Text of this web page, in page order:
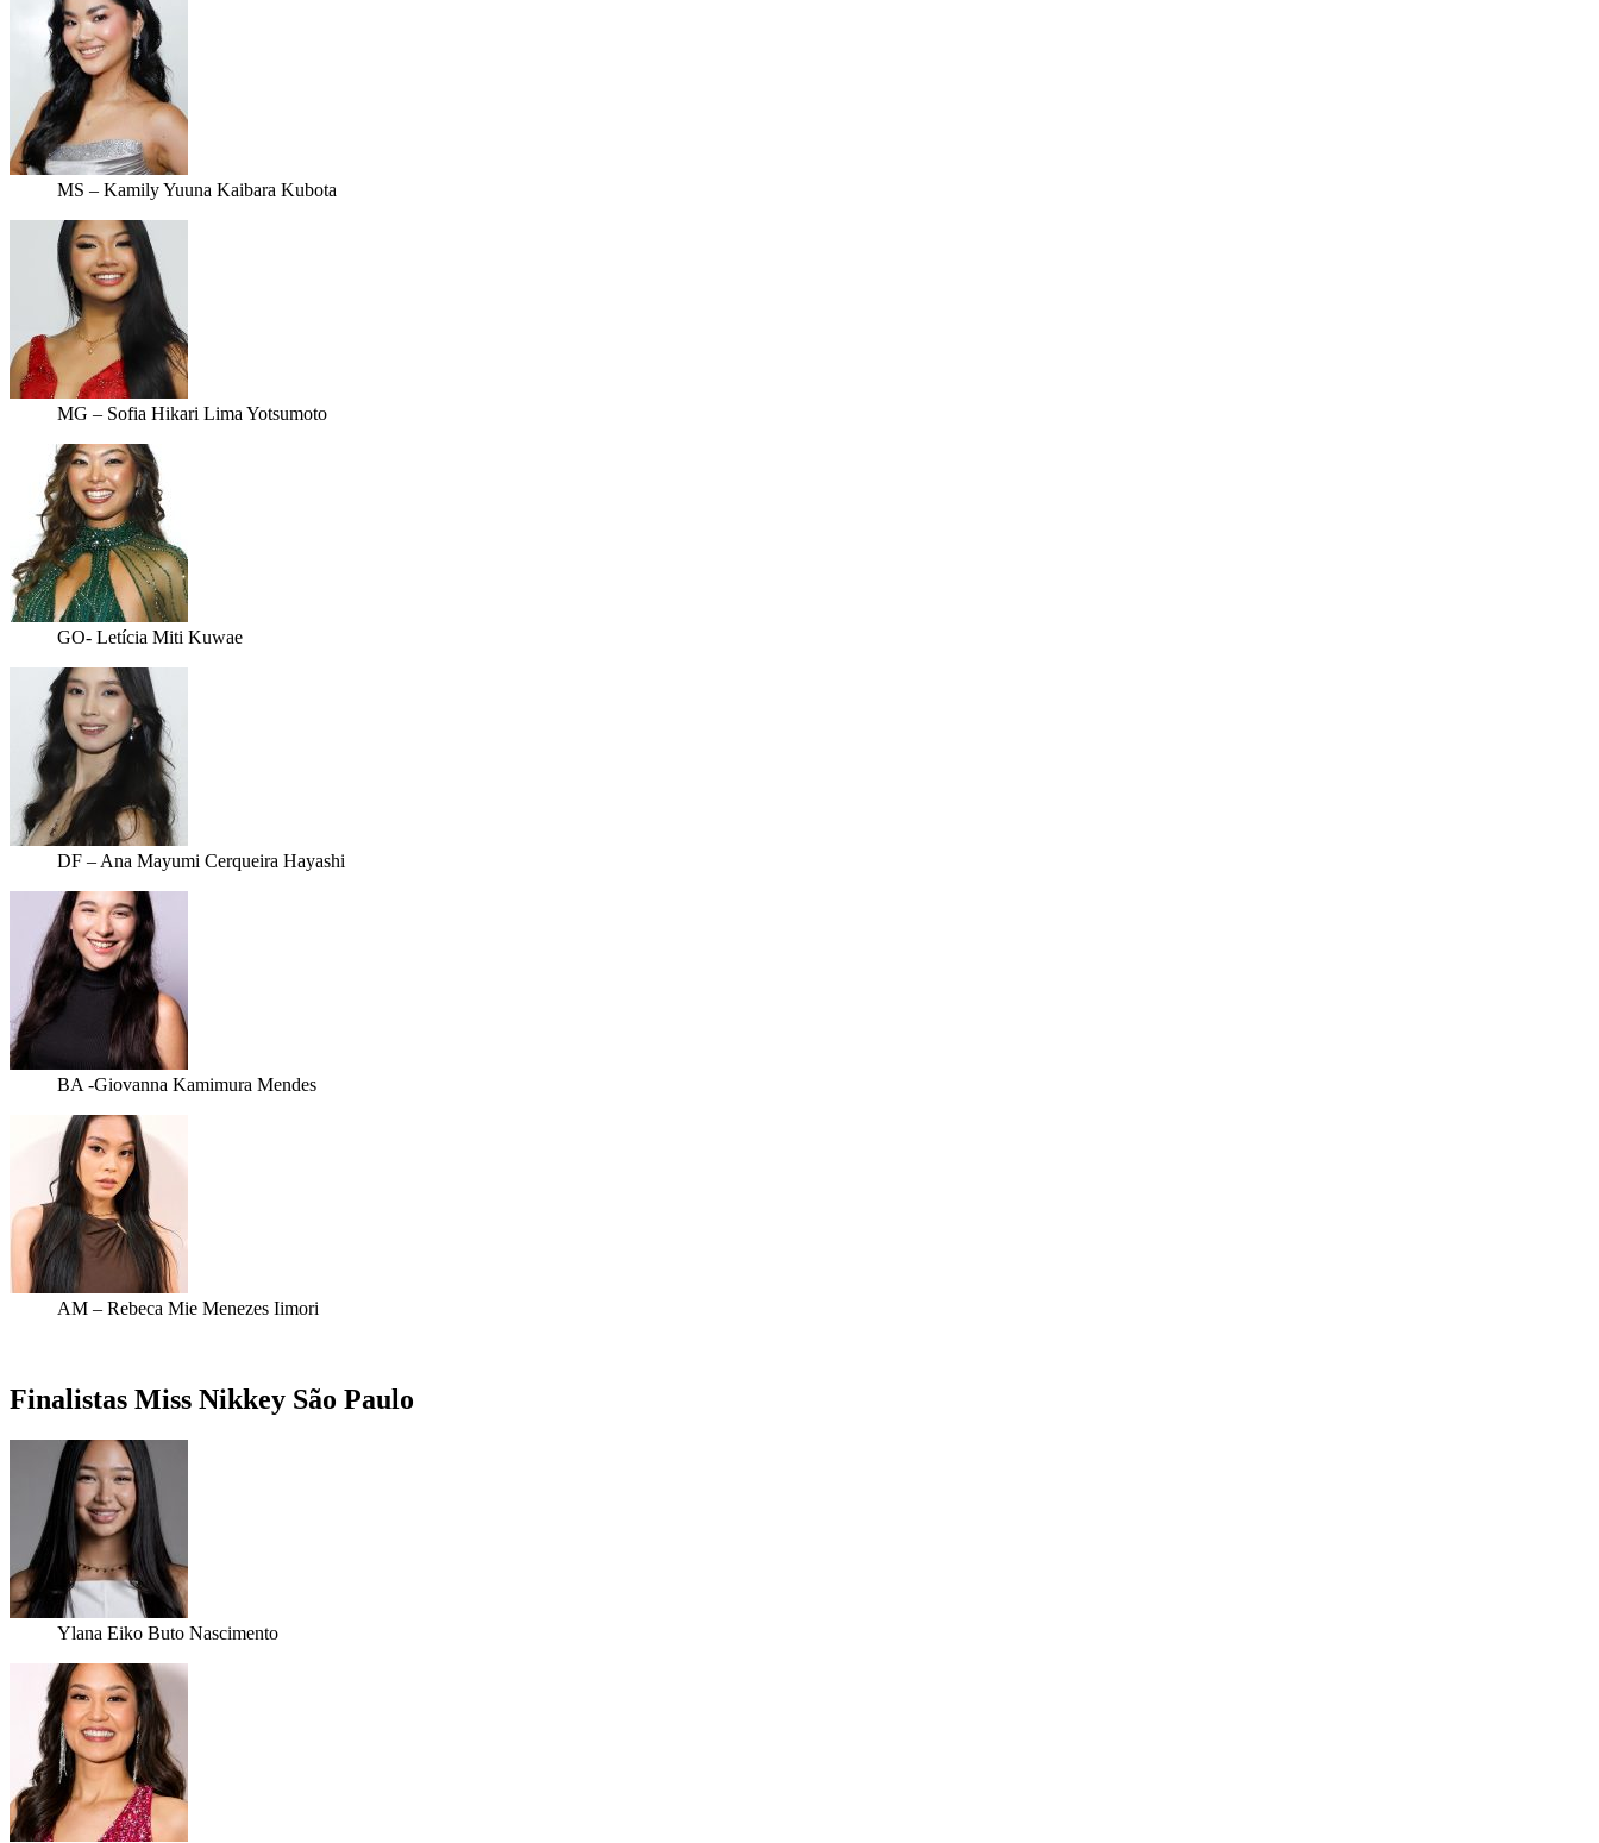
MS – Kamily Yuuna Kaibara Kubota
MG – Sofia Hikari Lima Yotsumoto
GO- Letícia Miti Kuwae
DF – Ana Mayumi Cerqueira Hayashi
BA -Giovanna Kamimura Mendes
AM – Rebeca Mie Menezes Iimori
Finalistas Miss Nikkey São Paulo
Ylana Eiko Buto Nascimento